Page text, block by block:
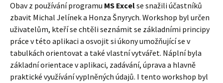
Obav z používání programu MS Excelse snažili účastníků
zbavit Michal Jelínek a Honza Šnyrych. Workshop byl určen
uživatelům, kteří se chtěli seznámit se základními principy
práce v této aplikaci a osvojit si úkony umožňující se v
tabulkách orientovat a také vlastní vytvářet. Náplní byla
základní orientace v aplikaci, zadávání, úprava a hlavně
praktické využívání vyplněných údajů. I tento workshop byl